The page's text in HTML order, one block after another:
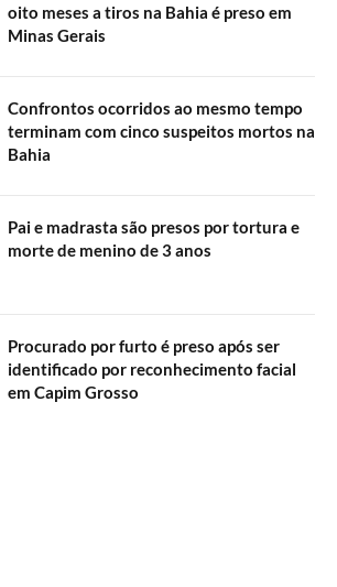
oito meses a tiros na Bahia é preso em
Minas Gerais
Confrontos ocorridos ao mesmo tempo
terminam com cinco suspeitos mortos na
Bahia
Pai e madrasta são presos por tortura e
morte de menino de 3 anos
Procurado por furto é preso após ser
identificado por reconhecimento facial
em Capim Grosso